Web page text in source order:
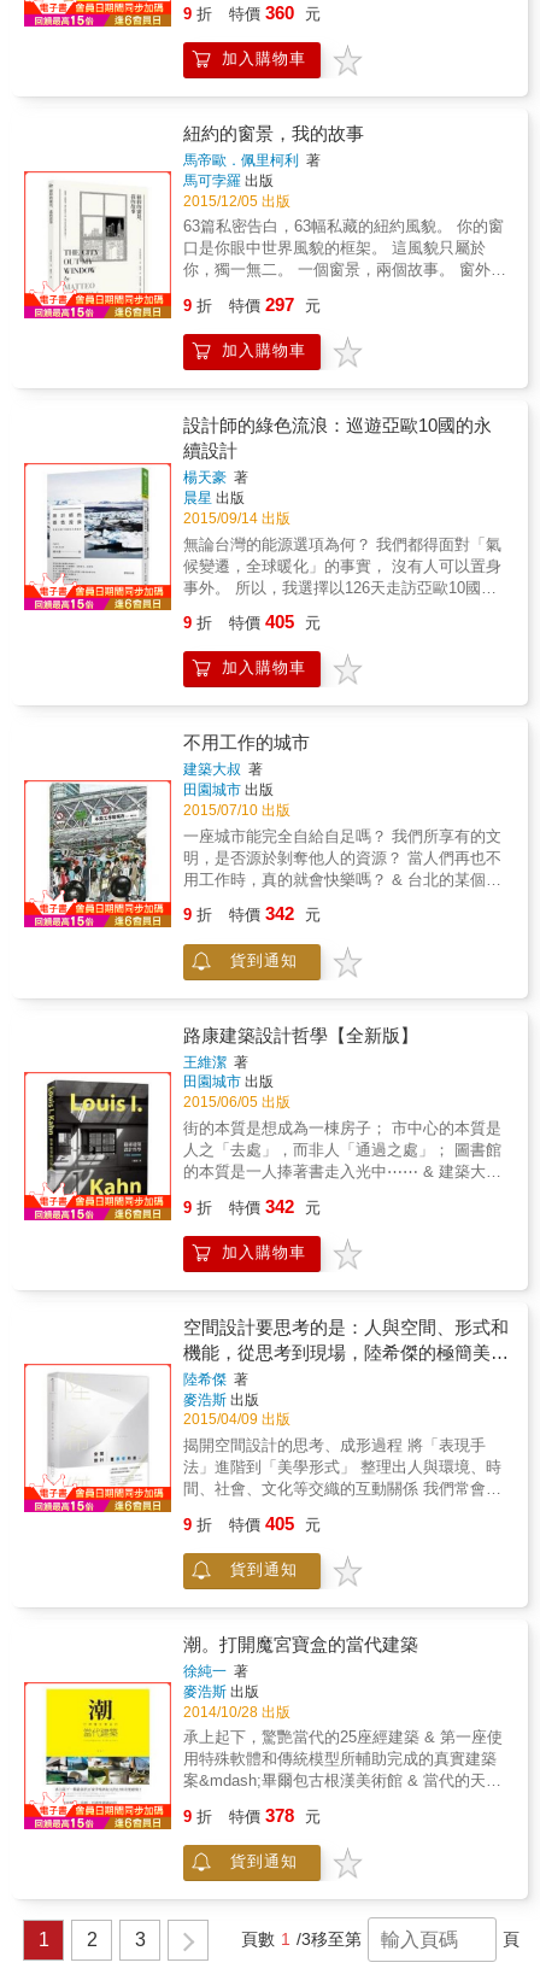
的表現，也能超越個人境界。縱使往後必須面
對一連串的嘗試與挫敗，也能成為下一個時代
的建築。 311震災，讓我們重新思考「建築為
全球五十位作家， 聯手共同打造一幅屬於大千
世界的窗景物語 身處於二十一世紀的我們，多
半置身都市，而且待在室內居多，對於外在世
成了我們對這座城市最熟悉的印象。 向來對窗
景情有獨鍾的建築師兼藝術家馬帝歐．佩里柯
利，此次攜手世界各地的五十位作家探索「世
界窗景」主題，拓展我們的眼界之餘，讓我們
對個人、居所與外界的意義，有更深入的體
會。 包括在伊斯坦堡的奧罕．帕慕克， 在柏林
的丹尼爾．凱曼， 在約翰尼斯堡的娜汀．葛蒂
瑪， 在布盧姆菲爾德鎮的艾爾默．李歐納， 以
及在日本東京的村上龍等五十位知名作家聯手
供了一個「視野」，用作者為人熟悉的黑白素
描記錄下來，更用簡短的文字帶領你來到某個
陌生的城市，企圖在觀望大千世界的同時，折
射出每位作家的心靈世界，提醒著我們，日常
所見的事物無不深深織入自我的底層。 總的來
說，這些風景與觀點――地理與透視，地域與
見解&mdash;&mdash;相互呼應之餘，也互別
苗頭。隨著我們從全球的城市發掘出一幅幅私
密風景，一張新型地圖似乎也正逐漸成形。 ◆
奧罕．帕慕克──伊斯坦堡 過去五十年來，我從
伊斯坦堡住家的窗戶望出去，看到的就是這幅
景致。左邊是亞洲，中間是博斯普魯斯海峽，
夏天都會造訪的島嶼。&hellip;&hellip;我部分的
心思總忙著徜徉在那風景哩，跟著海鷗翱翔、
樹梢搖擺和光影遊移，跟著船隻出海，以確認
繼續讀下去的篤定感。 ◆丹尼爾‧凱曼──柏林
我設法不注意那窗景。當我在書桌前，總是背
對窗。&hellip;&hellip;最重要的東西是相機拍不
到的：柏林圍牆曾經矗立的那一道隱形的線。
「消失」無法被捕捉，最先進的相機也無能為
力，因此觀光客只能舉起相機對著新大樓灰灰
的立面，對著一排排一模一樣的窗戶按快門，
而其中一扇，在靠近屋頂的高處，始終開著，
窗後有個朦朧身影急速轉身，回到他的書桌前
宿的一棟高聳的飯店裡寫作。從我房裡的窗戶
看出去，可以看見新的摩天樓和大公園。看著
那棟摩天樓，我會想到來不及看到它蓋好便過
談：人一旦死了，就沒有新鮮事可看了。很多
遊民住在那座大公園裡。藍色防水布搭起來的
簡陋棲身所一簇簇地散布各處，但是從這窗你
只看到綠色樹海。 本書特色 ★50位全球傑出作
家私藏的窗景大公開！ ★全書文字優美、黑白
素描細膩，圖文相互對照，令人反覆咀嚼回
味！ ★滿足我們對於窗外的想像，也反思對居
春子（插畫家） &bull;何敬堯（妖怪小說家 ）
&bull;辛永勝、楊朝景（《老屋顏》作者）
&bull;楊子葆（城市觀察家、紅酒名家）
9 折 特價 360 元
加入購物車
紐約的窗景，我的故事
馬帝歐．佩里柯利
著
馬可孛羅 出版
2015/12/05 出版
63篇私密告白，63幅私藏的紐約風貌。 你的窗
口是你眼中世界風貌的框架。 這風貌只屬於
你，獨一無二。 一個窗景，兩個故事。 窗外有
&hellip;&hellip; 本書收錄了許多定居紐約的知
名藝文人士窗外景色素描，以及他們對這面窗
景的諸多臆想、懷想、追想。 包括作家彼得・
史》作者）、攝影家安妮．萊博維茲（Annie
Leibovitz）、名廚馬利歐．巴塔立（Mario
Batali）、《紐約時報》發行人小亞瑟．奧克
士．沙茲伯格（Arthur Ochs Sulzberger Jr.）
等63位。 本書不僅關乎他們對於一扇窗的想
像，也是他們對於自己住家，以及住家與外面
世界關係的反思。 作者佩里柯利詳實描繪了每
位受訪者窗外可見的風景與住宅設計，諸如高
級的赤褐砂石樓房，直入雲霄的摩天大樓，以
及充滿紐約風情的老公寓，儘管只是線條簡潔
色，使之成為一幀幀宛如電影定格畫面的圖
畫。 而當我們的心思被作者牽引望向窗外的景
色，也會不禁揣想起，住在這面窗景所在的房
你的窗景，絕非無關緊要，而是構成自己生活
風貌的一片重要風景。因此現在就推開你的
窗，敞開你的心，用心與眼享受只屬於你自己
的私密風景，向外觀看世界，也向內觀看自
己。 專文推薦 馮光遠、黃寶蓮
9 折 特價 297 元
加入購物車
設計師的綠色流浪：巡遊亞歐10國的永
續設計
楊天豪 著
晨星 出版
2015/09/14 出版
無論台灣的能源選項為何？ 我們都得面對「氣
候變遷，全球暖化」的事實， 沒有人可以置身
事外。 所以，我選擇以126天走訪亞歐10國的
分秒感悟永續設計， 不是空想空談，而是迫切
需求。 & 2013年的《設計師之眼》， 是天豪綠
色流浪記的首部曲。& 在無數場演講與分享
享。 & 此次綠色流浪二部曲， 天豪北挺全球暖
化的指標國－－冰島，感受冰山因氣候變遷每
時每刻退縮的迫切危機。更走訪北歐國家落實
永續發展最徹底的生態社區，明白了環保不只
是運用多少先進科技，而是每家每戶都在實踐
的生活信念。& 他衷心期望，他的分享，能成
為台灣推動永續環境的種籽。& 並在不久的將
來，將此一一在台灣扎根落實。 & 本書特色 &
以綠色旅遊為賣點，帶領讀者走出不同的旅遊
9 折 特價 405 元
加入購物車
不用工作的城市
建築大叔 著
田園城市 出版
2015/07/10 出版
一座城市能完全自給自足嗎？ 我們所享有的文
明，是否源於剝奪他人的資源？ 當人們再也不
用工作時，真的就會快樂嗎？ & 台北的某個角
那裡，不用工作、沒有競爭，是個自給自足的
樂園。每月都有固定名額可以進去，但是沒有
人能說出確切的入口位置。 & 一對被房貸壓得
的裝置、第一次發覺原來工作可以不是唯一的
選擇，一切都美好得令人不敢置信⋯⋯ & 這是
建築大叔的第二部作品，繼《Taipei 1/2：建築
大叔的城市異想》之後，將場景從台北延伸至
虛擬的城市。他借用桃花源記的手法，帶我們
從城市機器中流放，突顯出當代社會的資源分
配以及權力關係。
9 折 特價 342 元
貨到通知
路康建築設計哲學【全新版】
王維潔 著
田園城市 出版
2015/06/05 出版
街的本質是想成為一棟房子； 市中心的本質是
人之「去處」，而非人「通過之處」； 圖書館
的本質是一人捧著書走入光中⋯⋯ & 建築大師
玄妙的創作概念，卻一直難以被大眾理解，例
如Form不是形式，不具外相，而是一種理型；
Nature並不單指大自然，而是自然而然的本
相互關係，是一種和諧的互動，有如希臘與猶
太文化中的「物性」，也近乎老子之道。 & 本
書為王維潔教授之經典著作，帶我們細細梳理
路康的哲學脈絡，並由希臘哲學、老子之道、
猶太祕教，三處下刀切入，引出不同的觀點。
六十年前，路康曾是一代精神導師，使現代建
築邁向新的方向；而在後現代主義逐漸疲乏之
際，路康的設計哲思，無疑是一盞明燈，為徬
徨的後現代照亮了路，也如一道清流，澄澈冷
冽，成為當代紛亂舞台上，迫切需要的解熱
是建築的內涵，建築之精神才是真理。 & 寫得
像莫札特是毫無意義的，要能夠被莫札特永恆
的氣質所影響。永恆的氣質是激發真藝術家的
的話，絕不會在一小室裡說。 & 空間之塑造也
同時是光線之塑造，當光線受到阻礙，也打破
了韻律，音樂性也因此被破壞了，而音樂性對
建築是無以倫比的重要。 & 即使一空間欲為一
暗室，也起碼該有一定程度的光由某個神秘的
開口滲入，來告知它黝暗的程度。每一個空間
必須由構造體與光線特質來界定。 & 知識是想
最精確的感受，它是最可靠的感受。它也是最
有人味的，以至於凡具有個人魅力的皆只因為
有了它。是它，而不是知識，可視為你最偉大
program的過程。
9 折 特價 342 元
加入購物車
空間設計要思考的是：人與空間、形式和
機能，從思考到現場，陸希傑的極簡美學
與實踐
陸希傑 著
麥浩斯 出版
2015/04/09 出版
揭開空間設計的思考、成形過程 將「表現手
法」進階到「美學形式」 整理出人與環境、時
間、社會、文化等交織的互動關係 我們常會陷
難嗎？ 但若這棟建築並無任何創新，只是複
製， 設計一棟摩天高樓不見得比一只茶壺複
雜， 從事設計的人無不在這個原點殫精竭慮，
術創造， 而是一個社會事件，一個看世界的入
口，一場無止盡的探險； 經由對各種條件（環
境、機能、業主、基地、歷史背景等）分析整
合與再發現， 找出隱藏在真實世界下新的幾何
秩序及關係、連接過去與未來&hellip;&hellip;
9 折 特價 405 元
貨到通知
潮。打開魔宮寶盒的當代建築
徐純一 著
麥浩斯 出版
2014/10/28 出版
承上起下，驚艷當代的25座經建築 & 第一座使
用特殊軟體和傳統模型所輔助完成的真實建築
案&mdash;畢爾包古根漢美術館 & 當代的天下
意以來，當代的建築師安藤忠雄、Zaha
Hadid、Gottfried Bohm、Frank Gerry等人將建
築的型態推向更高一層的進化。 & 以籠罩解構
上打破原先大家對建築的想像。不只在建築型
態上創新，同時這些建築也對當地經濟產生不
9 折 特價 378 元
貨到通知
1 2 3 頁數 1 /3移至第 頁